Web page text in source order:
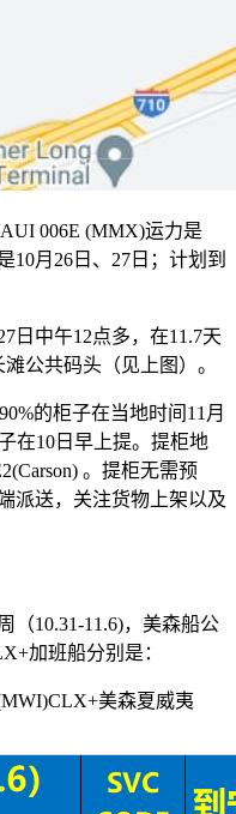
006E (MMX)运力是
10月26日、27日；计划到
日中午12点多，在11.7天
公共码头（见上图）。
的柜子在当地时间11月
在10日早上提。提柜地
。提柜无需预
派送，关注货物上架以及
（10.31-11.6)，美森船公
加班船分别是：
美森夏威夷